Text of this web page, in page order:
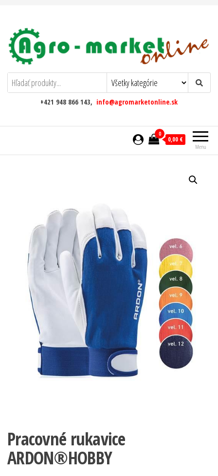
AgromarketOnline
+421 948 866 143, info@agromarketonline.sk
Menu
0
0,00 €
Pracovné rukavice
ARDON®HOBBY